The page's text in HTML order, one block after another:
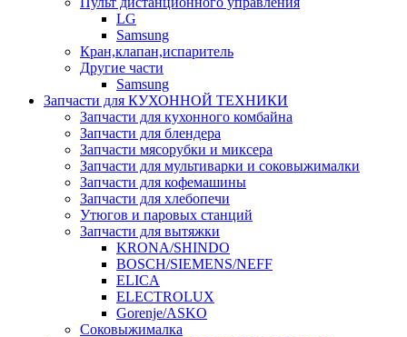
LG
Samsung
Кран,клапан,испаритель
Другие части
Samsung
Запчасти для КУХОННОЙ ТЕХНИКИ
Запчасти для кухонного комбайна
Запчасти для блендера
Запчасти мясорубки и миксера
Запчасти для мультиварки и соковыжималки
Запчасти для кофемашины
Запчасти для хлебопечи
Утюгов и паровых станций
Запчасти для вытяжки
KRONA/SHINDO
BOSCH/SIEMENS/NEFF
ELICA
ELECTROLUX
Gorenje/ASKO
Соковыжималка